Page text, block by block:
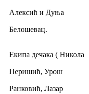
Алексић и Дуња
Белошевац.
Екипа дечака ( Никола
Перишић, Урош
Ранковић, Лазар